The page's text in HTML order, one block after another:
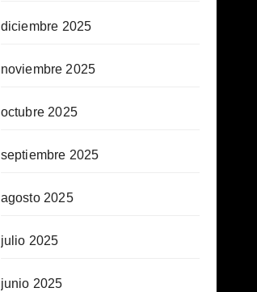
diciembre 2025
noviembre 2025
octubre 2025
septiembre 2025
agosto 2025
julio 2025
junio 2025